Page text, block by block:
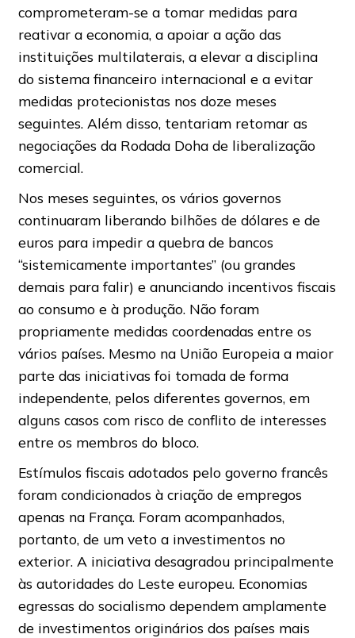
comprometeram-se a tomar medidas para
reativar a economia, a apoiar a ação das
instituições multilaterais, a elevar a disciplina
do sistema financeiro internacional e a evitar
medidas protecionistas nos doze meses
seguintes. Além disso, tentariam retomar as
negociações da Rodada Doha de liberalização
comercial.
Nos meses seguintes, os vários governos
continuaram liberando bilhões de dólares e de
euros para impedir a quebra de bancos
“sistemicamente importantes” (ou grandes
demais para falir) e anunciando incentivos fiscais
ao consumo e à produção. Não foram
propriamente medidas coordenadas entre os
vários países. Mesmo na União Europeia a maior
parte das iniciativas foi tomada de forma
independente, pelos diferentes governos, em
alguns casos com risco de conflito de interesses
entre os membros do bloco.
Estímulos fiscais adotados pelo governo francês
foram condicionados à criação de empregos
apenas na França. Foram acompanhados,
portanto, de um veto a investimentos no
exterior. A iniciativa desagradou principalmente
às autoridades do Leste europeu. Economias
egressas do socialismo dependem amplamente
de investimentos originários dos países mais